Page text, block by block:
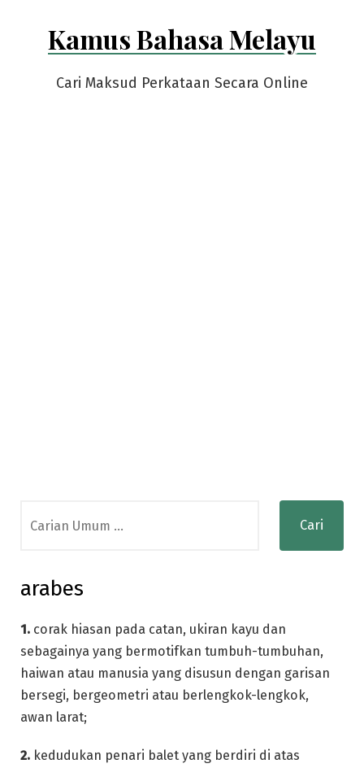
Kamus Bahasa Melayu
Cari Maksud Perkataan Secara Online
for:
arabes
1. corak hiasan pada catan, ukiran kayu dan
sebagainya yang bermotifkan tumbuh-tumbuhan,
haiwan atau manusia yang disusun dengan garisan
bersegi, bergeometri atau berlengkok-lengkok,
awan larat;
2. kedudukan penari balet yang berdiri di atas